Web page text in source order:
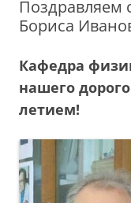
Поздравляем
Бориса
Кафедра
нашего
летием!